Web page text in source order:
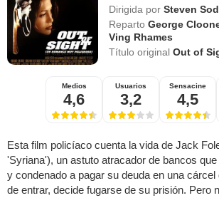
Dirigida por Steven
Reparto George
Ving Rhames
Título originalOut of
Medios
4,6
Usuarios
3,2
Sensacine
4,5
Esta film policíaco cuenta la vida de Jack
'Syriana'), un astuto atracador de bancos
y condenado a pagar su deuda en una cárcel
de entrar, decide fugarse de su prisión. Pero